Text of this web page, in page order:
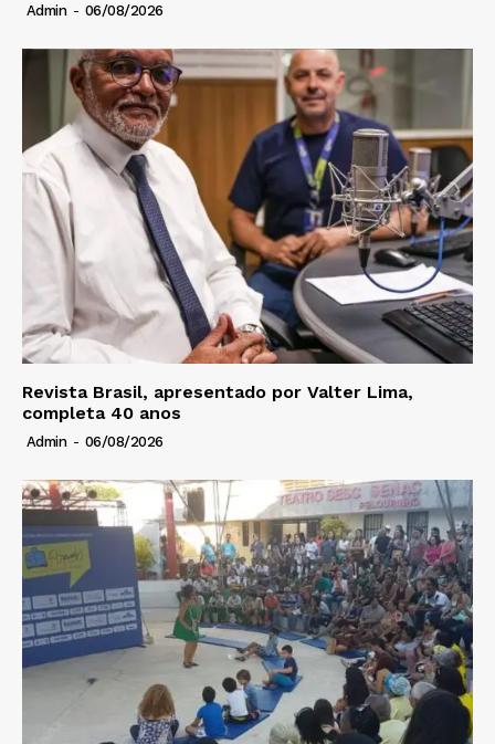
Admin - 06/08/2026
Revista Brasil, apresentado por Valter Lima,
completa 40 anos
Admin - 06/08/2026